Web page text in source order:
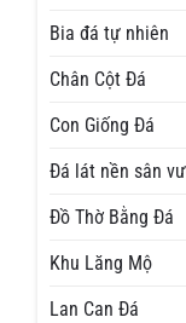
Bia đá tự nhiên
Chân Cột Đá
Con Giống Đá
Đá lát nền sân
Đồ Thờ Bằng Đá
Khu Lăng Mộ
Lan Can Đá